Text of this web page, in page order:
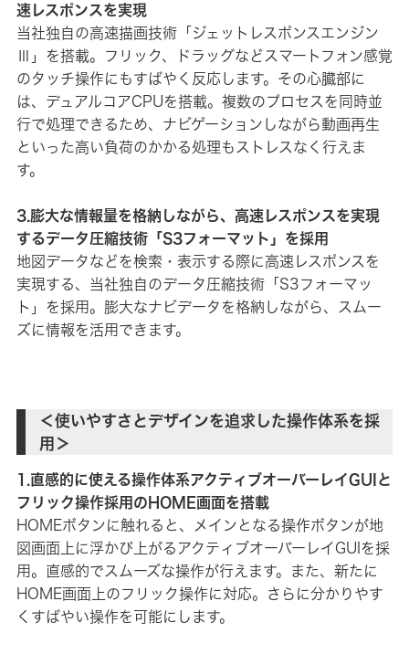
速レスポンスを実現
当社独自の高速描画技術「ジェットレスポンスエンジン
Ⅲ」を搭載。フリック、ドラッグなどスマートフォン感覚
のタッチ操作にもすばやく反応します。その心臓部に
は、デュアルコアCPUを搭載。複数のプロセスを同時並
行で処理できるため、ナビゲーションしながら動画再生
といった高い負荷のかかる処理もストレスなく行えま
す。
3.膨大な情報量を格納しながら、高速レスポンスを実現
するデータ圧縮技術「S3フォーマット」を採用
地図データなどを検索・表示する際に高速レスポンスを
実現する、当社独自のデータ圧縮技術「S3フォーマッ
ト」を採用。膨大なナビデータを格納しながら、スムー
ズに情報を活用できます。
＜使いやすさとデザインを追求した操作体系を採
用＞
1.直感的に使える操作体系アクティブオーバーレイGUIと
フリック操作採用のHOME画面を搭載
HOMEボタンに触れると、メインとなる操作ボタンが地
図画面上に浮かび上がるアクティブオーバーレイGUIを採
用。直感的でスムーズな操作が行えます。また、新たに
HOME画面上のフリック操作に対応。さらに分かりやす
くすばやい操作を可能にします。